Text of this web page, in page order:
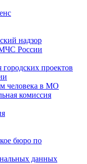
надзор
России
проектов
человека в МО
комиссия
бюро по
данных